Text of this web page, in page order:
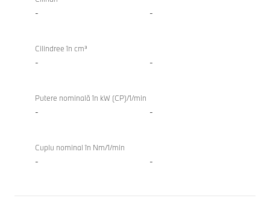
combustie
Turbo
- -
Cilindree în cm³
- -
Putere nominală în kW (CP)/1/min
- -
Cuplu nominal în Nm/1/min
- -